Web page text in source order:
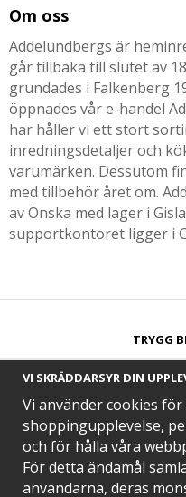
Om oss
Addelundbergs är
går tillbaka till slutet av
grundades i Falkenberg
öppnades vår e-handel
har håller vi ett stort
inredningsdetaljer och
varumärken. Dessutom
med tillbehör året om.
av Önska med lager i
supportkontoret ligger i
TRYGG
SNABB
VI SKRÄDDARSYR DIN
Vi använder cookies
shoppingupplevelse,
och för hålla våra
För detta ändamål
användarna, deras